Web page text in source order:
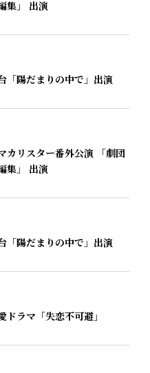
集」 出演
「陽だまりの中で」出演
カリスター番外公演 「劇団
集」 出演
「陽だまりの中で」出演
ドラマ「失恋不可避」